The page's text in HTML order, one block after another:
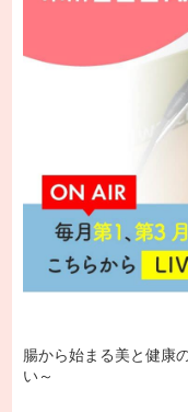
腸から始まる美と健康
い～